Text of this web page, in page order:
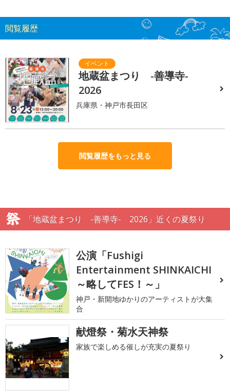
閲覧履歴
地蔵盆まつり -善導寺-
2026
兵庫県・神戸市長田区
閲覧履歴をもっと見る
「地蔵盆まつり -善導寺- 2026」近くの夏祭り
公演「Fushigi
Entertainment SHINKAICHI
～略してFES！～」
神戸・新開地ゆかりのアーティストが大集
合
献燈祭・菊水天神祭
家族で楽しめる催しが充実の夏祭り